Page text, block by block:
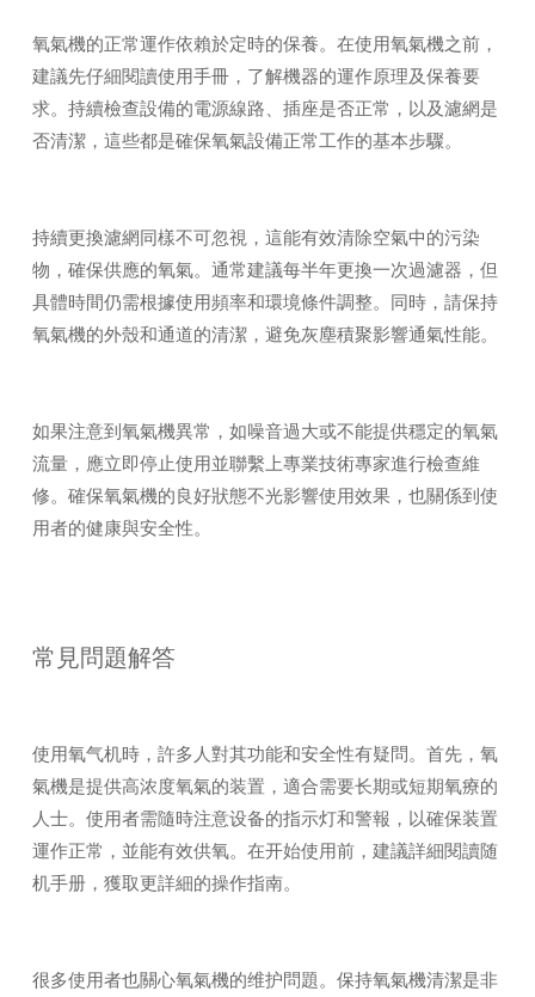
氧氣機的正常運作依賴於定時的保養。在使用氧氣機之前，
建議先仔細閱讀使用手冊，了解機器的運作原理及保養要
求。持續檢查設備的電源線路、插座是否正常，以及濾網是
否清潔，這些都是確保氧氣設備正常工作的基本步驟。
持續更換濾網同樣不可忽視，這能有效清除空氣中的污染
物，確保供應的氧氣。通常建議每半年更換一次過濾器，但
具體時間仍需根據使用頻率和環境條件調整。同時，請保持
氧氣機的外殼和通道的清潔，避免灰塵積聚影響通氣性能。
如果注意到氧氣機異常，如噪音過大或不能提供穩定的氧氣
流量，應立即停止使用並聯繫上專業技術專家進行檢查維
修。確保氧氣機的良好狀態不光影響使用效果，也關係到使
用者的健康與安全性。
常見問題解答
使用氧气机時，許多人對其功能和安全性有疑問。首先，氧
氣機是提供高浓度氧氣的装置，適合需要长期或短期氧療的
人士。使用者需隨時注意设备的指示灯和警報，以確保装置
運作正常，並能有效供氧。在开始使用前，建議詳細閱讀随
机手册，獲取更詳細的操作指南。
很多使用者也關心氧氣機的维护問題。保持氧氣機清潔是非